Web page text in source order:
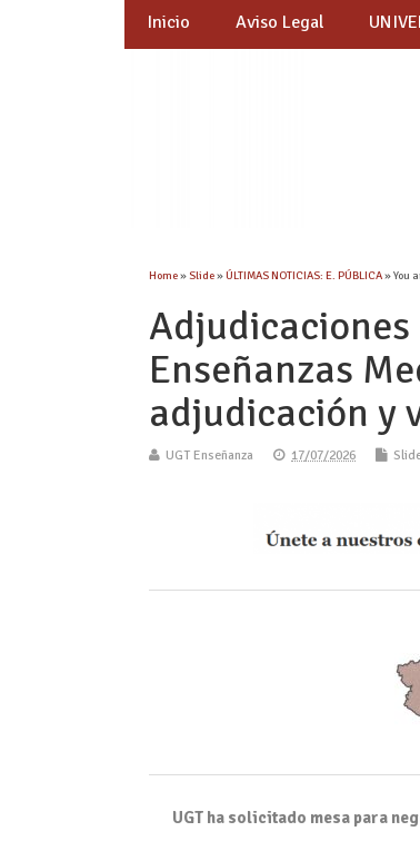
Inicio Aviso Legal
Home»Slide»ÚLTIMAS NOTICIAS: E. PÚBLICA» You
Adjudicaciones
Enseñanzas
adjudicación y
UGT Enseñanza 17/07/2026
UGT ha solicitado mesa para